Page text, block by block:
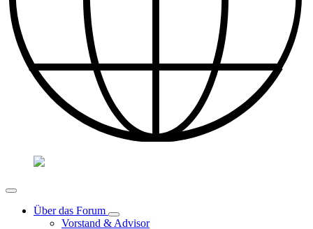
Über das Forum
Vorstand & Advisor